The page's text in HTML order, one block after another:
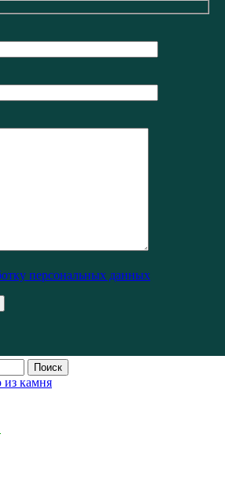
персональных данных
Поиск